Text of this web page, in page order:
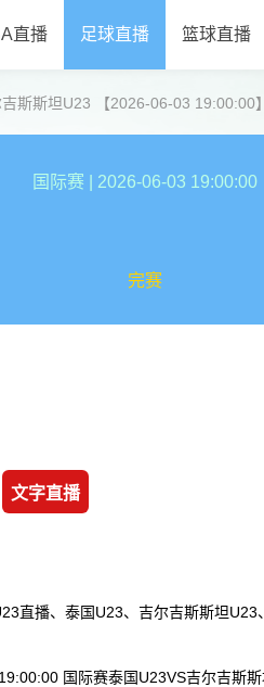
直播 足球直播 篮球直播
斯斯坦U23 【2026-06-03 19:00:00】
国际赛 2026-06-03 19:00:00
完赛
文字直播
直播、泰国U23、吉尔吉斯斯坦U23
国际赛泰国U23VS吉尔吉斯